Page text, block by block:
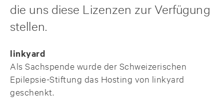
die uns diese Lizenzen zur Verfügung
stellen.
linkyard
Als Sachspende wurde der Schweizerischen
Epilepsie-Stiftung das Hosting von linkyard
geschenkt.